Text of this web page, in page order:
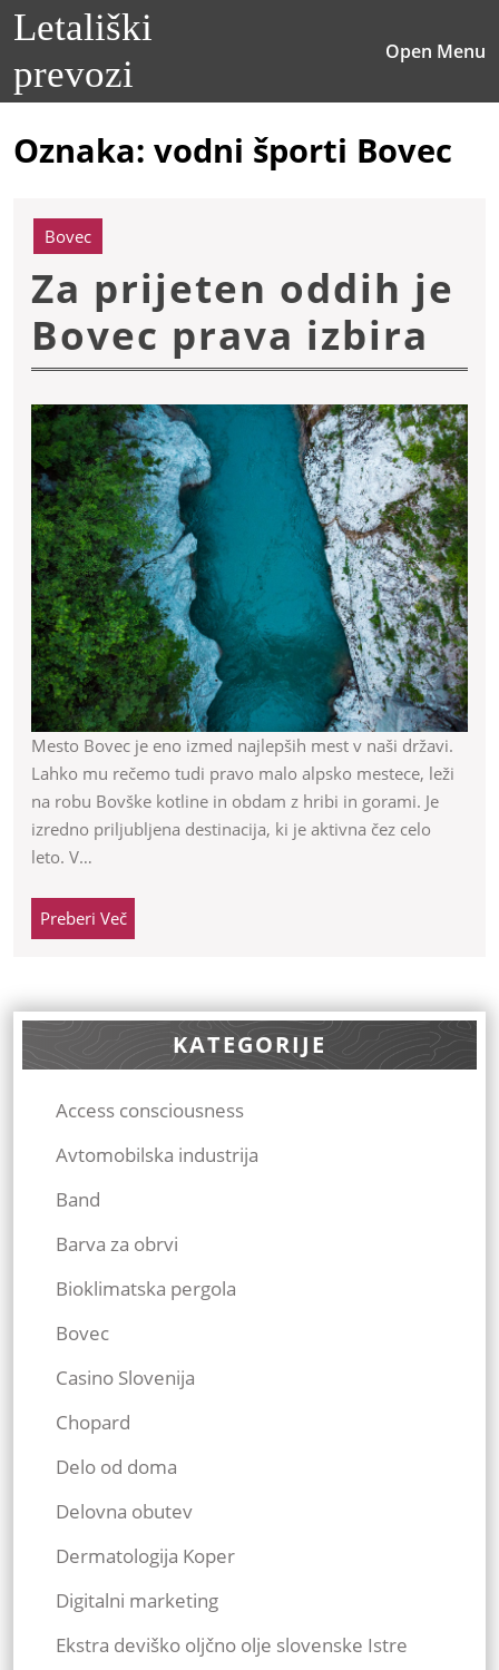
SkipLetališki
prevozi
Open Menu
Oznaka: vodni športi Bovec
Bovec
Za prijeten oddih je
Bovec prava izbira
je
Mesto Bovec je eno izmed najlepših mest v naši državi.
Lahko mu rečemo tudi pravo malo alpsko mestece, leži
na robu Bovške kotline in obdam z hribi in gorami. Je
izredno priljubljena destinacija, ki je aktivna čez celo
leto. V…
Preberi VečPreberi
Več
KATEGORIJE
Access consciousness
Avtomobilska industrija
Band
Barva za obrvi
Bioklimatska pergola
Bovec
Casino Slovenija
Chopard
Delo od doma
Delovna obutev
Dermatologija Koper
Digitalni marketing
Ekstra deviško oljčno olje slovenske Istre